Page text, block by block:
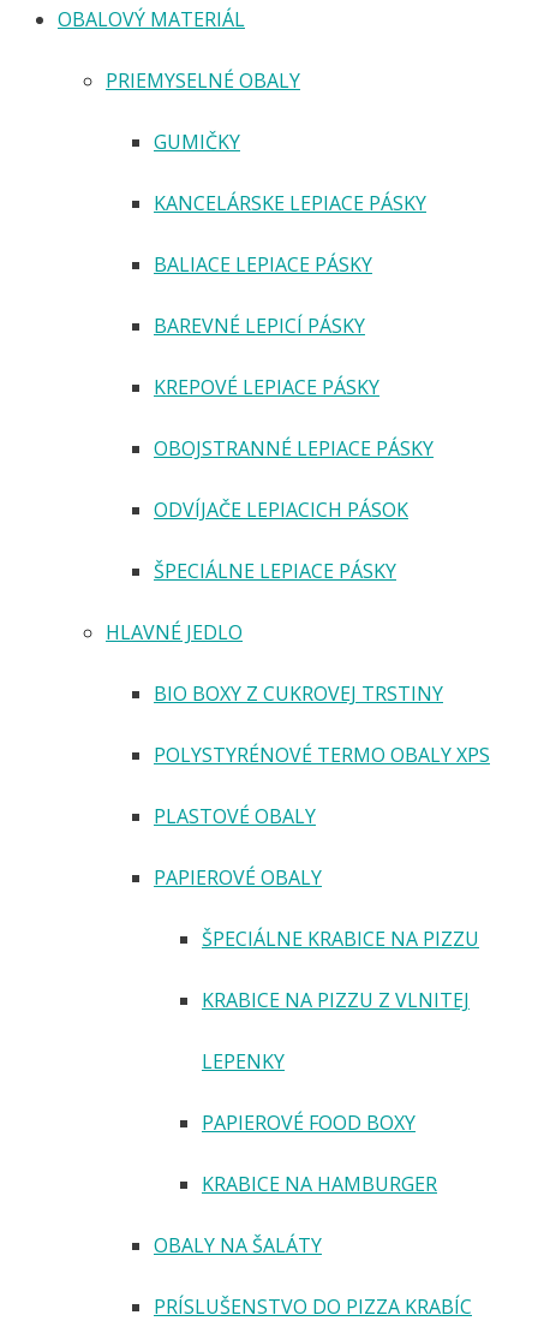
OBALOVÝ MATERIÁL
PRIEMYSELNÉ OBALY
GUMIČKY
KANCELÁRSKE LEPIACE PÁSKY
BALIACE LEPIACE PÁSKY
BAREVNÉ LEPICÍ PÁSKY
KREPOVÉ LEPIACE PÁSKY
OBOJSTRANNÉ LEPIACE PÁSKY
ODVÍJAČE LEPIACICH PÁSOK
ŠPECIÁLNE LEPIACE PÁSKY
HLAVNÉ JEDLO
BIO BOXY Z CUKROVEJ TRSTINY
POLYSTYRÉNOVÉ TERMO OBALY XPS
PLASTOVÉ OBALY
PAPIEROVÉ OBALY
ŠPECIÁLNE KRABICE NA PIZZU
KRABICE NA PIZZU Z VLNITEJ
LEPENKY
PAPIEROVÉ FOOD BOXY
KRABICE NA HAMBURGER
OBALY NA ŠALÁTY
PRÍSLUŠENSTVO DO PIZZA KRABÍC